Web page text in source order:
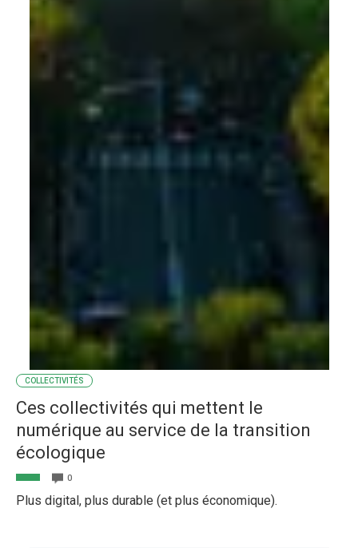
COLLECTIVITÉS
Ces collectivités qui mettent le
numérique au service de la transition
écologique
0
Plus digital, plus durable (et plus économique).